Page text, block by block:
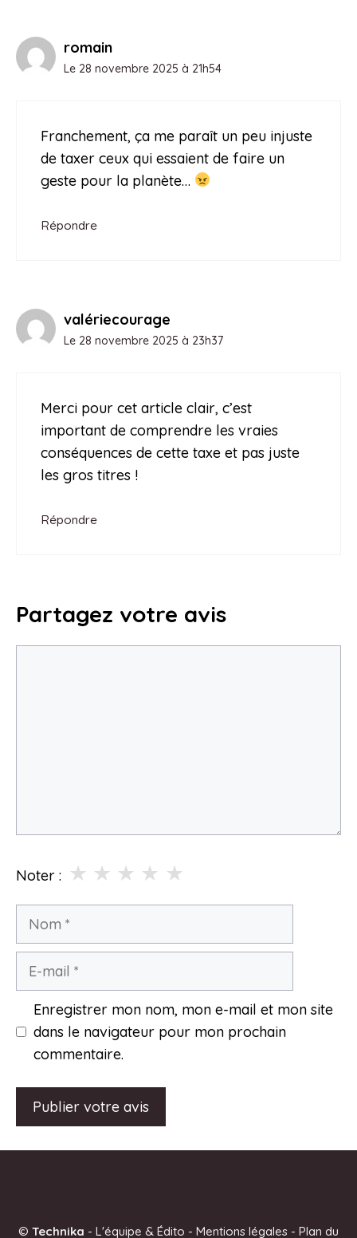
romain
Le 28 novembre 2025 à 21h54
Franchement, ça me paraît un peu injuste
de taxer ceux qui essaient de faire un
geste pour la planète…
Répondre
valériecourage
Le 28 novembre 2025 à 23h37
Merci pour cet article clair, c’est
important de comprendre les vraies
conséquences de cette taxe et pas juste
les gros titres !
Répondre
Partagez votre avis
Noter : ★
★
★
★
★
Nom
Enregistrer mon nom, mon e-mail et mon site
dans le navigateur pour mon prochain
commentaire.
r
© Technika - L'équipe & Édito - Mentions légales - Plan du